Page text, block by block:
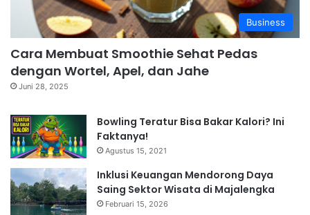
Business
Cara Membuat Smoothie Sehat Pedas
dengan Wortel, Apel, dan Jahe
Juni 28, 2025
Bowling Teratur Bisa Bakar Kalori? Ini
Faktanya!
Agustus 15, 2021
Inklusi Keuangan Mendorong Daya
Saing Sektor Wisata di Majalengka
Februari 15, 2026